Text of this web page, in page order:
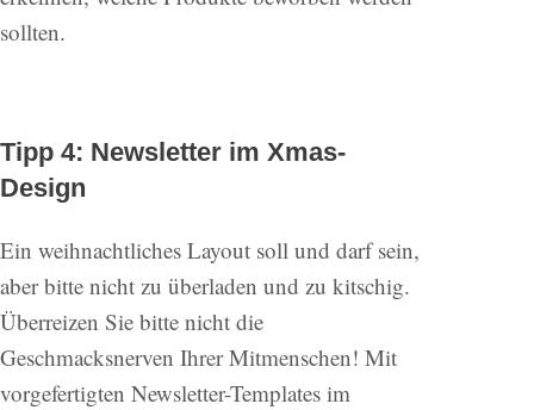
sollten.
Tipp 4: Newsletter im Xmas-
Design
Ein weihnachtliches Layout soll und darf sein,
aber bitte nicht zu überladen und zu kitschig.
Überreizen Sie bitte nicht die
Geschmacksnerven Ihrer Mitmenschen! Mit
vorgefertigten Newsletter-Templates im